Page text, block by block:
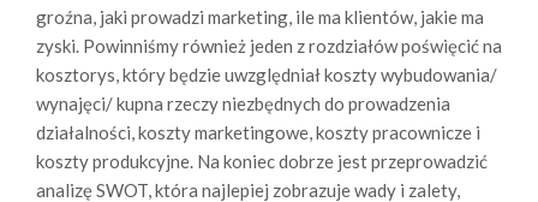
groźna, jaki prowadzi marketing, ile ma klientów, jakie ma
zyski. Powinniśmy również jeden z rozdziałów poświęcić na
kosztorys, który będzie uwzględniał koszty wybudowania/
wynajęci/ kupna rzeczy niezbędnych do prowadzenia
działalności, koszty marketingowe, koszty pracownicze i
koszty produkcyjne. Na koniec dobrze jest przeprowadzić
analizę SWOT, która najlepiej zobrazuje wady i zalety,